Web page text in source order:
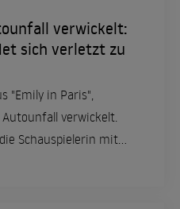
verwickelt:
sich verletzt zu
"Emily in Paris",
verwickelt.
Schauspielerin mit
von dem Vorfall,